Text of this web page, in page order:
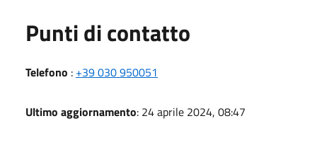
Punti di contatto
Telefono : +39 030 950051
Ultimo aggiornamento: 24 aprile 2024, 08:47